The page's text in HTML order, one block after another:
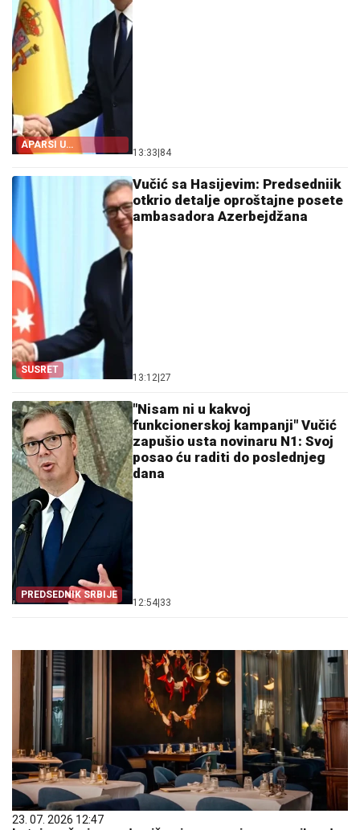
APARSI U
OPROŠTAJNOJ
13:33 84
SUSRET
Vučić sa Hasijevim: Predsedniik
otkrio detalje oproštajne posete
ambasadora Azerbejdžana
13:12 27
PREDSEDNIK SRBIJE
"Nisam ni u kakvoj
funkcionerskoj kampanji" Vučić
zapušio usta novinaru N1: Svoj
posao ću raditi do poslednjeg
dana
12:54 33
23. 07. 2026 12:47